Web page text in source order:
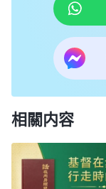
相關内容